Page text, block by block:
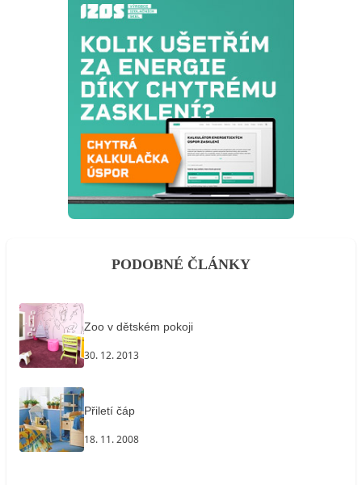
PODOBNÉ ČLÁNKY
Zoo v dětském pokoji
30. 12. 2013
Přiletí čáp
18. 11. 2008